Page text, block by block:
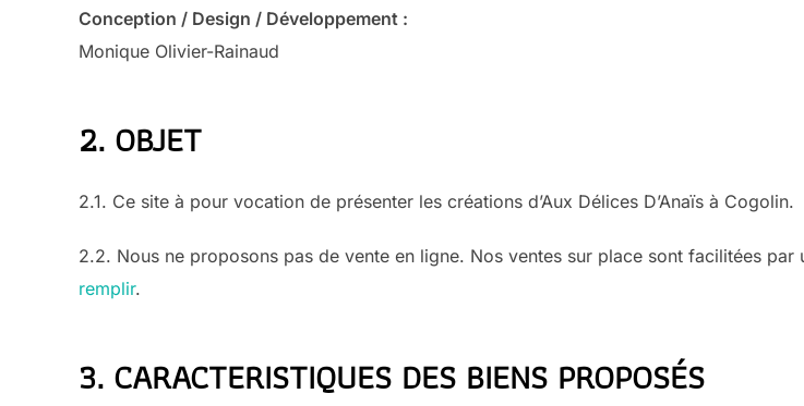
Conception / Design / Développement :
Monique Olivier-Rainaud
2. OBJET
2.1. Ce site à pour vocation de présenter les créations d’Aux Délices D’Anaïs à Cogolin.
2.2. Nous ne proposons pas de vente en ligne. Nos ventes sur place sont facilitées par
remplir.
3. CARACTERISTIQUES DES BIENS PROPOSÉS